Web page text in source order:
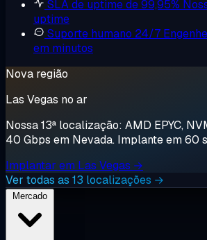
SLA de uptime de 99,95%
uptime
Suporte humano 24/7
em minutos
Nova região
Las Vegas no ar
Nossa 13ª localização: AMD EPYC,
40 Gbps em Nevada. Implante em 60
Implantar em Las Vegas →
Ver todas as 13 localizações →